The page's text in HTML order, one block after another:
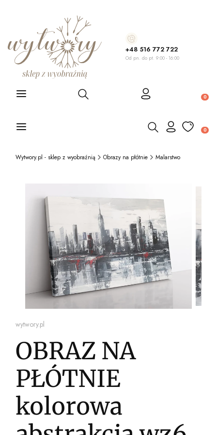
+48 516 772 722
Od pn. do pt. 9:00 - 16:00
Otwórz wyszukiwarkę
Otwórz wyszukiwarkę
Wytwory.pl - sklep z wyobraźnią Obrazy na płótnie Malarstwo
wytwory.pl
OBRAZ NA
PŁÓTNIE
kolorowa